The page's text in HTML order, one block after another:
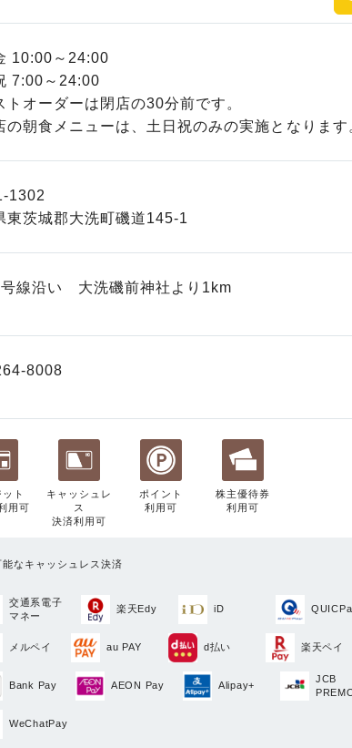
10:00～24:00
7:00～24:00
オーダーは閉店の30分前です。
朝食メニューは、土日祝のみの実施となります
1302
東茨城郡大洗町磯道145-1
線沿い 大洗磯前神社より1km
8008
ト
用可
キャッシュレ
ス
決済利用可
ポイント
利用可
株主優待券
利用可
能なキャッシュレス決済
交通系電子
マネー
楽天Edy iD
メルペイ au PAY d払い 楽天ペイ
Bank Pay AEON Pay Alipay+
JCB
WeChatPay